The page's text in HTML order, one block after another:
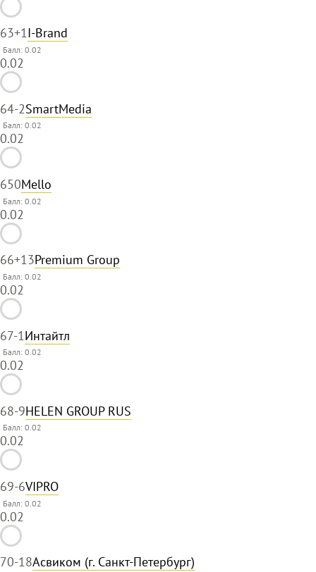
63+1I-Brand
Балл: 0.02
0.02
64-2SmartMedia
Балл: 0.02
0.02
650Mello
Балл: 0.02
0.02
66+13Premium Group
Балл: 0.02
0.02
67-1 Интайтл
Балл: 0.02
0.02
68-9HELEN GROUP RUS
Балл: 0.02
0.02
69-6VIPRO
Балл: 0.02
0.02
70-18Асвиком (г. Санкт-Петербург)